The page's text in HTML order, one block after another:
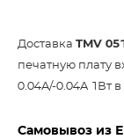
Доставка TMV
печатную плату
0.04A/-0.04A 1Вт в
Самовывоз из